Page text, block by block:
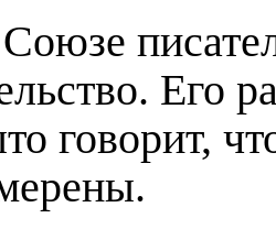
Его
говорит,